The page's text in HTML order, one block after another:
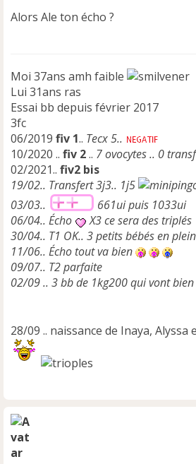
s
a
o
n
l
u
Alors Ale ton écho ?
Moi 37ans amh faible
Lui 31ans ras
Essai bb depuis février 2017
3fc
06/2019 fiv 1.. Tecx 5..
10/2020 .. fiv 2.. 7 ovocytes .. 0
02/2021.. fiv2 bis
19/02.. Transfert 3j3.. 1j5
03/03..
661ui puis 1033ui
06/04.. Écho
X3 ce sera des triplés
30/04.. T1 OK.. 3 petits bébés en
11/06.. Écho tout va bien
09/07.. T2 parfaite
02/09 .. 3 bb de 1kg200 qui vont bien
28/09 .. naissance de Inaya, Alyssa